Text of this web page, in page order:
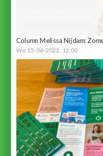
Column Melissa Nijdam:
Wo 15-06-2022, 12:00